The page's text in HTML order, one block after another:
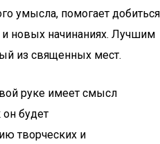
умысла, помогает добиться
новых начинаниях. Лучшим
из священных мест.
руке имеет смысл
он будет
творческих и